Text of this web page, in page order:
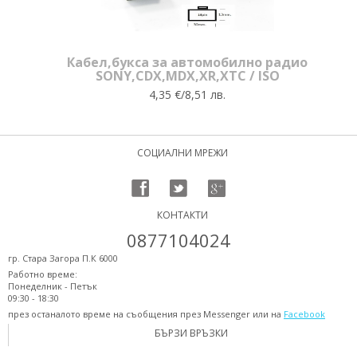
Кабел,букса за автомобилно радио
SONY,CDX,MDX,XR,XTC / ISO
4,35 €/8,51 лв.
СОЦИАЛНИ МРЕЖИ
КОНТАКТИ
0877104024
гр. Стара Загора П.К 6000
Работно време:
Понеделник - Петък
09:30 - 18:30
през останалото време на съобщения през Messenger или на Facebook
БЪРЗИ ВРЪЗКИ